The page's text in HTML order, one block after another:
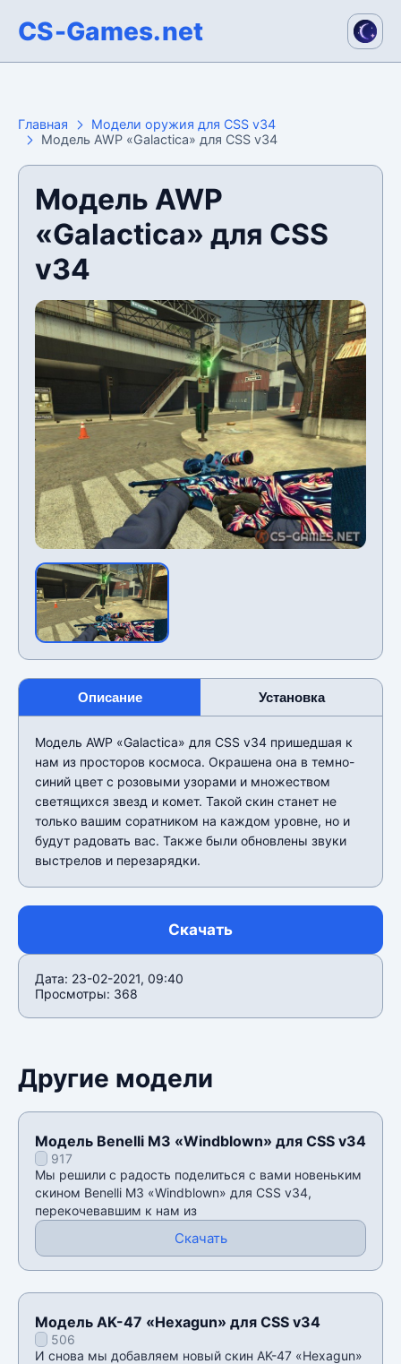
CS-Games.net
Главная
Модели оружия для CSS v34
Модель AWP «Galactica» для CSS v34
Модель AWP
«Galactica» для CSS
v34
Описание Установка
Модель AWP «Galactica» для CSS v34 пришедшая к
нам из просторов космоса. Окрашена она в темно-
синий цвет с розовыми узорами и множеством
светящихся звезд и комет. Такой скин станет не
только вашим соратником на каждом уровне, но и
будут радовать вас. Также были обновлены звуки
выстрелов и перезарядки.
Скачать
Дата: 23-02-2021, 09:40
Просмотры: 368
Другие модели
Модель Benelli M3 «Windblown» для CSS v34
917
Мы решили с радость поделиться с вами новеньким
скином Benelli M3 «Windblown» для CSS v34,
перекочевавшим к нам из
Скачать
Модель AK-47 «Hexagun» для CSS v34
506
И снова мы добавляем новый скин AK-47 «Hexagun»